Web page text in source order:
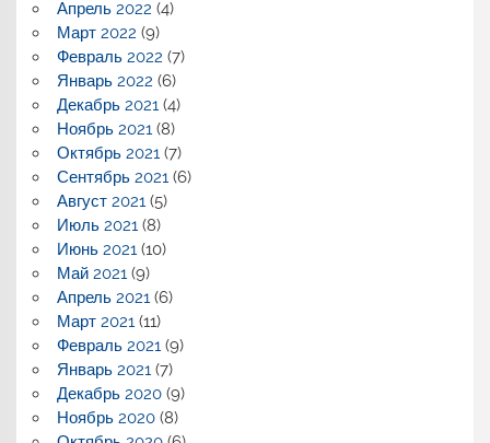
Апрель 2022 (4)
Март 2022 (9)
Февраль 2022 (7)
Январь 2022 (6)
Декабрь 2021(4)
Ноябрь 2021(8)
Октябрь 2021(7)
Сентябрь 2021(6)
Август 2021(5)
Июль 2021(8)
Июнь 2021(10)
Май 2021(9)
Апрель 2021(6)
Март 2021(11)
Февраль 2021(9)
Январь 2021(7)
Декабрь 2020(9)
Ноябрь 2020(8)